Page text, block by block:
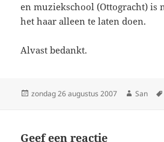
en muziekschool (Ottogracht) is
het haar alleen te laten doen.
Alvast bedankt.
Geplaatst
zondag 26 augustus 2007 Auteur
San
Geef een reactie